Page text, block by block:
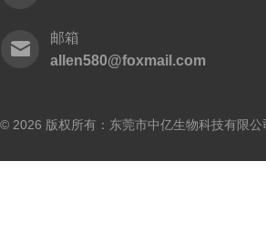
邮箱
allen580@foxmail.com
© 2026 版权所有：东莞市中亿生物科技有限